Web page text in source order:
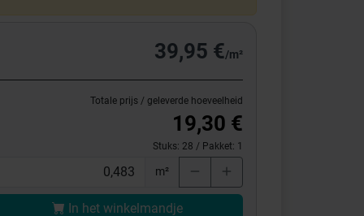
39,95 €/m²
Totale prijs / geleverde hoeveelheid
19,30 €
Stuks: 28 / Pakket: 1
m²
In het winkelmandje